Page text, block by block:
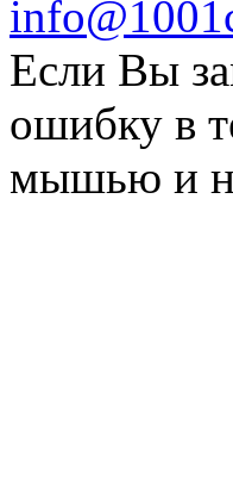
Если Вы
ошибку в
мышью и